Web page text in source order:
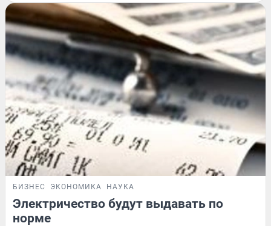
БИЗНЕС ЭКОНОМИКА НАУКА
Электричество будут выдавать по
норме